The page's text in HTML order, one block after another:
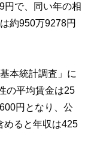
円で、同い年の相
約950万9278円
本統計調査」に
の平均賃金は25
円となり、公
めると年収は425